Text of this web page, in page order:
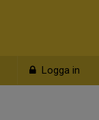
Logga in